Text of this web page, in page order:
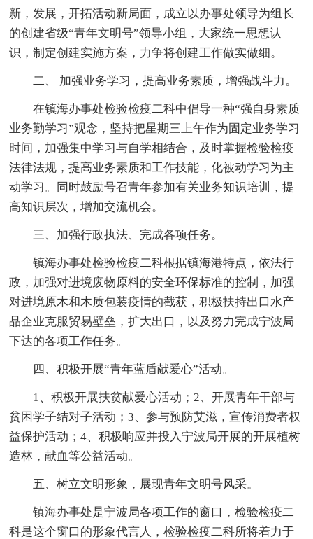
新，发展，开拓活动新局面，成立以办事处领导为组长
的创建省级“青年文明号”领导小组，大家统一思想认
识，制定创建实施方案，力争将创建工作做实做细。
二、 加强业务学习，提高业务素质，增强战斗力。
在镇海办事处检验检疫二科中倡导一种“强自身素质
业务勤学习”观念，坚持把星期三上午作为固定业务学习
时间，加强集中学习与自学相结合，及时掌握检验检疫
法律法规，提高业务素质和工作技能，化被动学习为主
动学习。同时鼓励号召青年参加有关业务知识培训，提
高知识层次，增加交流机会。
三、加强行政执法、完成各项任务。
镇海办事处检验检疫二科根据镇海港特点，依法行
政，加强对进境废物原料的安全环保标准的控制，加强
对进境原木和木质包装疫情的截获，积极扶持出口水产
品企业克服贸易壁垒，扩大出口，以及努力完成宁波局
下达的各项工作任务。
四、积极开展“青年蓝盾献爱心”活动。
1、积极开展扶贫献爱心活动；2、开展青年干部与
贫困学子结对子活动；3、参与预防艾滋，宣传消费者权
益保护活动；4、积极响应并投入宁波局开展的开展植树
造林，献血等公益活动。
五、树立文明形象，展现青年文明号风采。
镇海办事处是宁波局各项工作的窗口，检验检疫二
科是这个窗口的形象代言人，检验检疫二科所将着力于